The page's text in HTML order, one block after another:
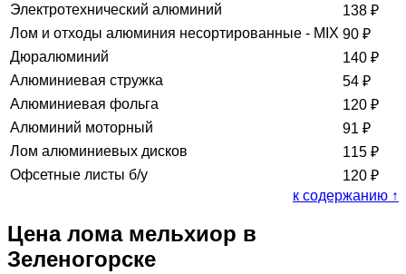
Электротехнический алюминий
138 ₽
Лом и отходы алюминия несортированные - MIX 90 ₽
Дюралюминий
140 ₽
Алюминиевая стружка
54 ₽
Алюминиевая фольга
120 ₽
Алюминий моторный
91 ₽
Лом алюминиевых дисков
115 ₽
Офсетные листы б/у
120 ₽
к содержанию ↑
Цена лома мельхиор в
Зеленогорске